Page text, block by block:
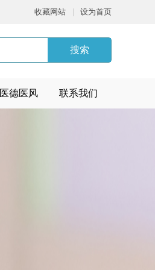
收藏网站 设为首页
搜索
医德医风 联系我们